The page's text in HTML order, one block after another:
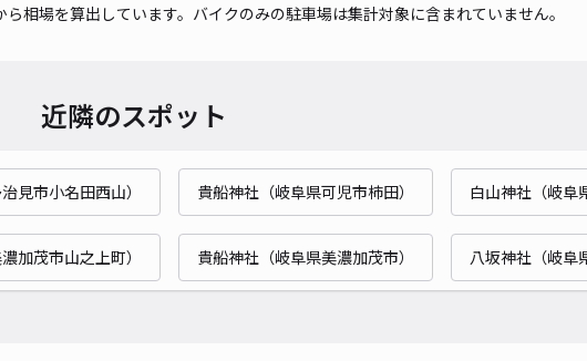
長さ 480cm 以下 車幅
相場を算出しています。バイクのみの駐車場は集計対象に含まれていません。
近隣のスポット
見市小名田西山） 貴船神社（岐阜県可児市柿田） 白山神社（岐阜
加茂市山之上町） 貴船神社（岐阜県美濃加茂市） 八坂神社（岐阜